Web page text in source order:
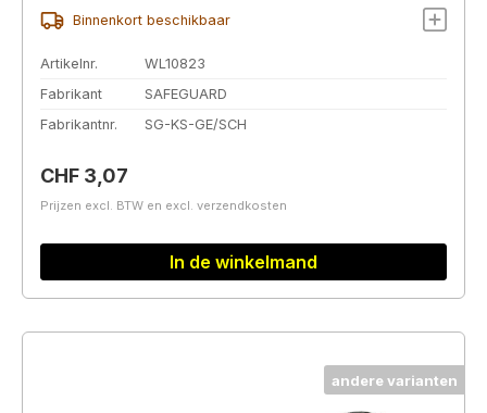
Binnenkort beschikbaar
Artikelnr.
WL10823
Fabrikant
SAFEGUARD
Fabrikantnr.
SG-KS-GE/SCH
Normale prijs:
CHF 3,07
Prijzen excl. BTW en excl. verzendkosten
In de winkelmand
andere varianten